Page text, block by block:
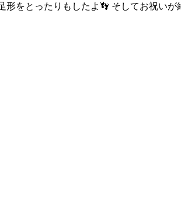
をとったりもしたよ👣 そしてお祝い